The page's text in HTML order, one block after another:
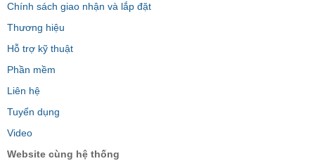
Chính sách giao nhận và lắp đặt
Thương hiệu
Hỗ trợ kỹ thuật
Phần mềm
Liên hệ
Tuyển dụng
Video
Website cùng hệ thống